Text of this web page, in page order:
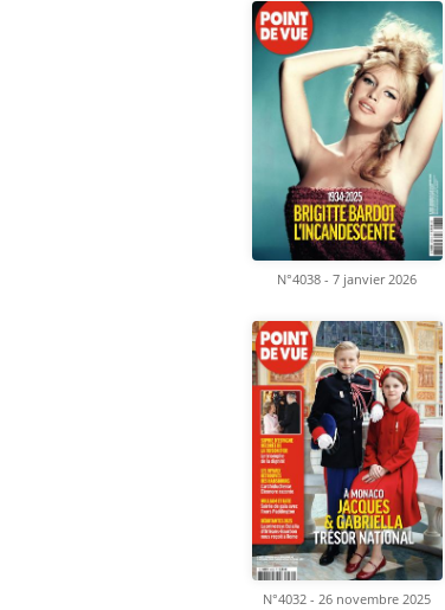
N°4038 - 7 janvier 2026
N°4032 - 26 novembre 2025